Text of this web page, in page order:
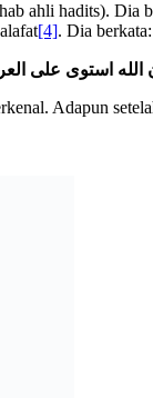
ahli hadits). Dia
[4]. Dia berkata:
استوى على
Adapun